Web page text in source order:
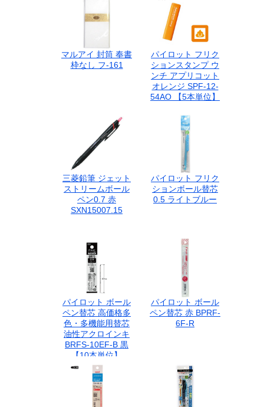
マルアイ 封筒 奉書
枠なし フ-161
パイロット フリク
ションスタンプ ウ
ンチ アプリコット
オレンジ SPF-12-
54AO 【5本単位】
三菱鉛筆 ジェット
ストリームボール
ペン0.7 赤
SXN15007.15
パイロット フリク
ションボール替芯
0.5 ライトブルー
パイロット ボール
ペン替芯 高価格多
色・多機能用替芯
油性アクロインキ
BRFS-10EF-B 黒
【10本単位】
パイロット ボール
ペン替芯 赤 BPRF-
6F-R